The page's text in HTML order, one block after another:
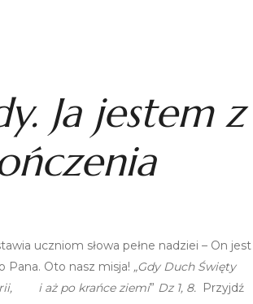
Ja jestem z
uczniom słowa pełne nadziei – On jest
Pana. Oto nasz misja! „Gdy Duch Święty
i aż po krańce ziemi” Dz 1, 8. Przyjdź